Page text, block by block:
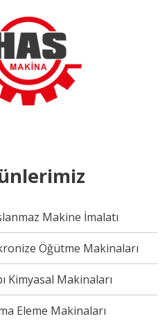
Makine İmalatı
Öğütme Makinaları
Kimyasal Makinaları
Eleme Makinaları